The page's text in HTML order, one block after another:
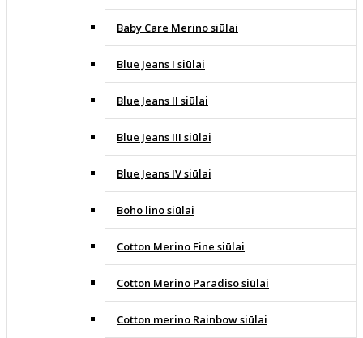
Baby Care Merino siūlai
Blue Jeans I siūlai
Blue Jeans II siūlai
Blue Jeans III siūlai
Blue Jeans IV siūlai
Boho lino siūlai
Cotton Merino Fine siūlai
Cotton Merino Paradiso siūlai
Cotton merino Rainbow siūlai